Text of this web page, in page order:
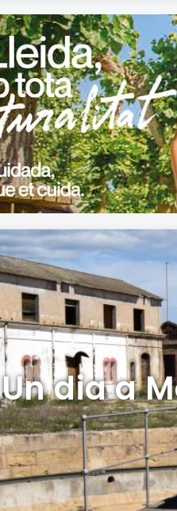
Un dia a